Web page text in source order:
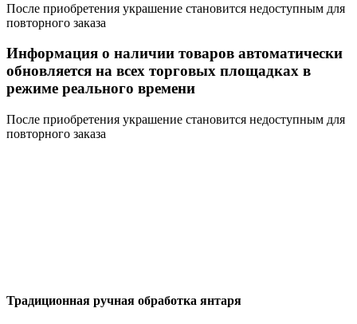
После приобретения украшение становится недоступным для
повторного заказа
Информация о наличии товаров автоматически
обновляется на всех торговых площадках в
режиме реального времени
После приобретения украшение становится недоступным для
повторного заказа
Традиционная ручная обработка янтаря